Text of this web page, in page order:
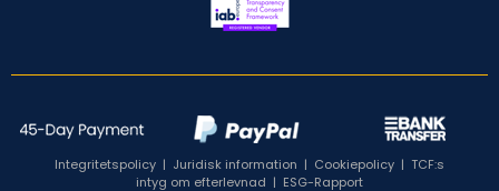
Integritetspolicy | Juridisk information | Cookiepolicy | TCF:s
intyg om efterlevnad | ESG-Rapport